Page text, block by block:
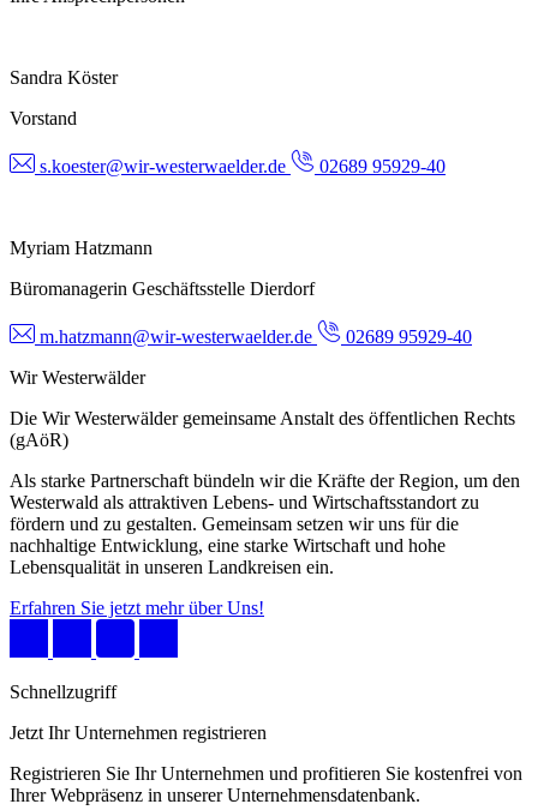
Sandra Köster
Vorstand
s.koester@wir-westerwaelder.de 02689 95929-40
Myriam Hatzmann
Büromanagerin Geschäftsstelle Dierdorf
m.hatzmann@wir-westerwaelder.de
02689 95929-40
Wir Westerwälder
Die Wir Westerwälder gemeinsame Anstalt des öffentlichen Rechts
(gAöR)
Als starke Partnerschaft bündeln wir die Kräfte der Region, um den
Westerwald als attraktiven Lebens- und Wirtschaftsstandort zu
fördern und zu gestalten. Gemeinsam setzen wir uns für die
nachhaltige Entwicklung, eine starke Wirtschaft und hohe
Lebensqualität in unseren Landkreisen ein.
Erfahren Sie jetzt mehr über Uns!
Schnellzugriff
Jetzt Ihr Unternehmen registrieren
Registrieren Sie Ihr Unternehmen und profitieren Sie kostenfrei von
Ihrer Webpräsenz in unserer Unternehmensdatenbank.